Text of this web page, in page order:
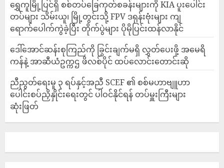
‎ရွှေကူမြို့ပြင်ရှိ စစ်တပ်ခြေကုတ်စခန်းများကို KIA ပူးပေါင်း
တပ်များ သိမ်းယူ၊ မြို့တွင်းသို့ FPV ဒရုန်းဗုံးများ ကျ
ရောက်ပေါက်ကွဲခဲ့ပြီး တိုက်ပွဲများ ပိုမိုပြင်းထန်လာနိုင်
ဒေါ်အောင်ဆန်းစုကြည်ကို ခြွင်းချက်မရှိ လွှတ်ပေးဖို့ အမေရိ
ကန်နဲ့ အာဆီယံဥက္ကဌ ဖိလစ်ပိုင် ထပ်လောင်းတောင်းဆို
ညီညွတ်ရေးမူ ၃ ရပ်နှင့်အညီ SCEF ၏ စစ်မဟာဗျူဟာ
ပေါင်းစပ်ညှိနှိုင်းရေးတွင် ပါဝင်နိုင်ရန် တပ်မှူးကြီးများ
ဆုံးဖြတ်